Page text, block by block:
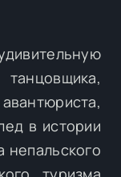
в истории
непальского